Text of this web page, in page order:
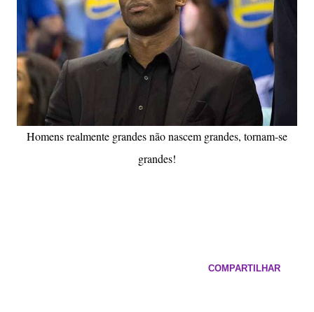
Homens realmente grandes não nascem grandes, tornam-se
grandes!
COMPARTILHAR